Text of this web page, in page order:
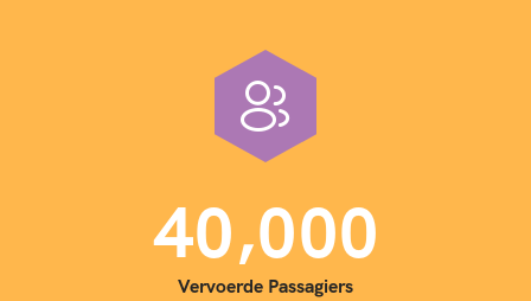
40,000
Vervoerde Passagiers